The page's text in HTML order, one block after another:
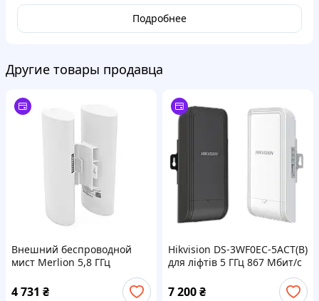
Подробнее
Другие товары продавца
Внешний беспроводной
мист Merlion 5,8 ГГц
1200Мб, расстояние до 5км,
DC12-24V, POE 24V, 2xRJ45
4 731 ₴
Hikvision DS-3WF0EC-5ACT(B)
для ліфтів 5 ГГц 867 Мбит/с
7 200₴